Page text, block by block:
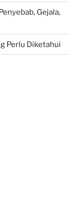
Gejala,
Perlu Diketahui